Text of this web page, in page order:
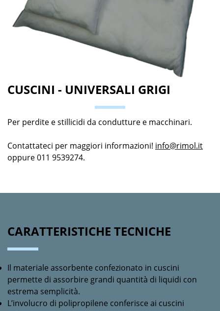
CUSCINI - UNIVERSALI GRIGI
Per perdite e stillicidi da condutture e macchinari.
Contattateci per maggiori informazioni! info@rimol.it
oppure 011 9539274.
CARATTERISTICHE TECNICHE
Il materiale assorbente confezionato in cuscini
permette di assorbire grandi quantità di liquidi con
estrema semplicità.
L’involucro di polipropilene conferisce ai cuscini